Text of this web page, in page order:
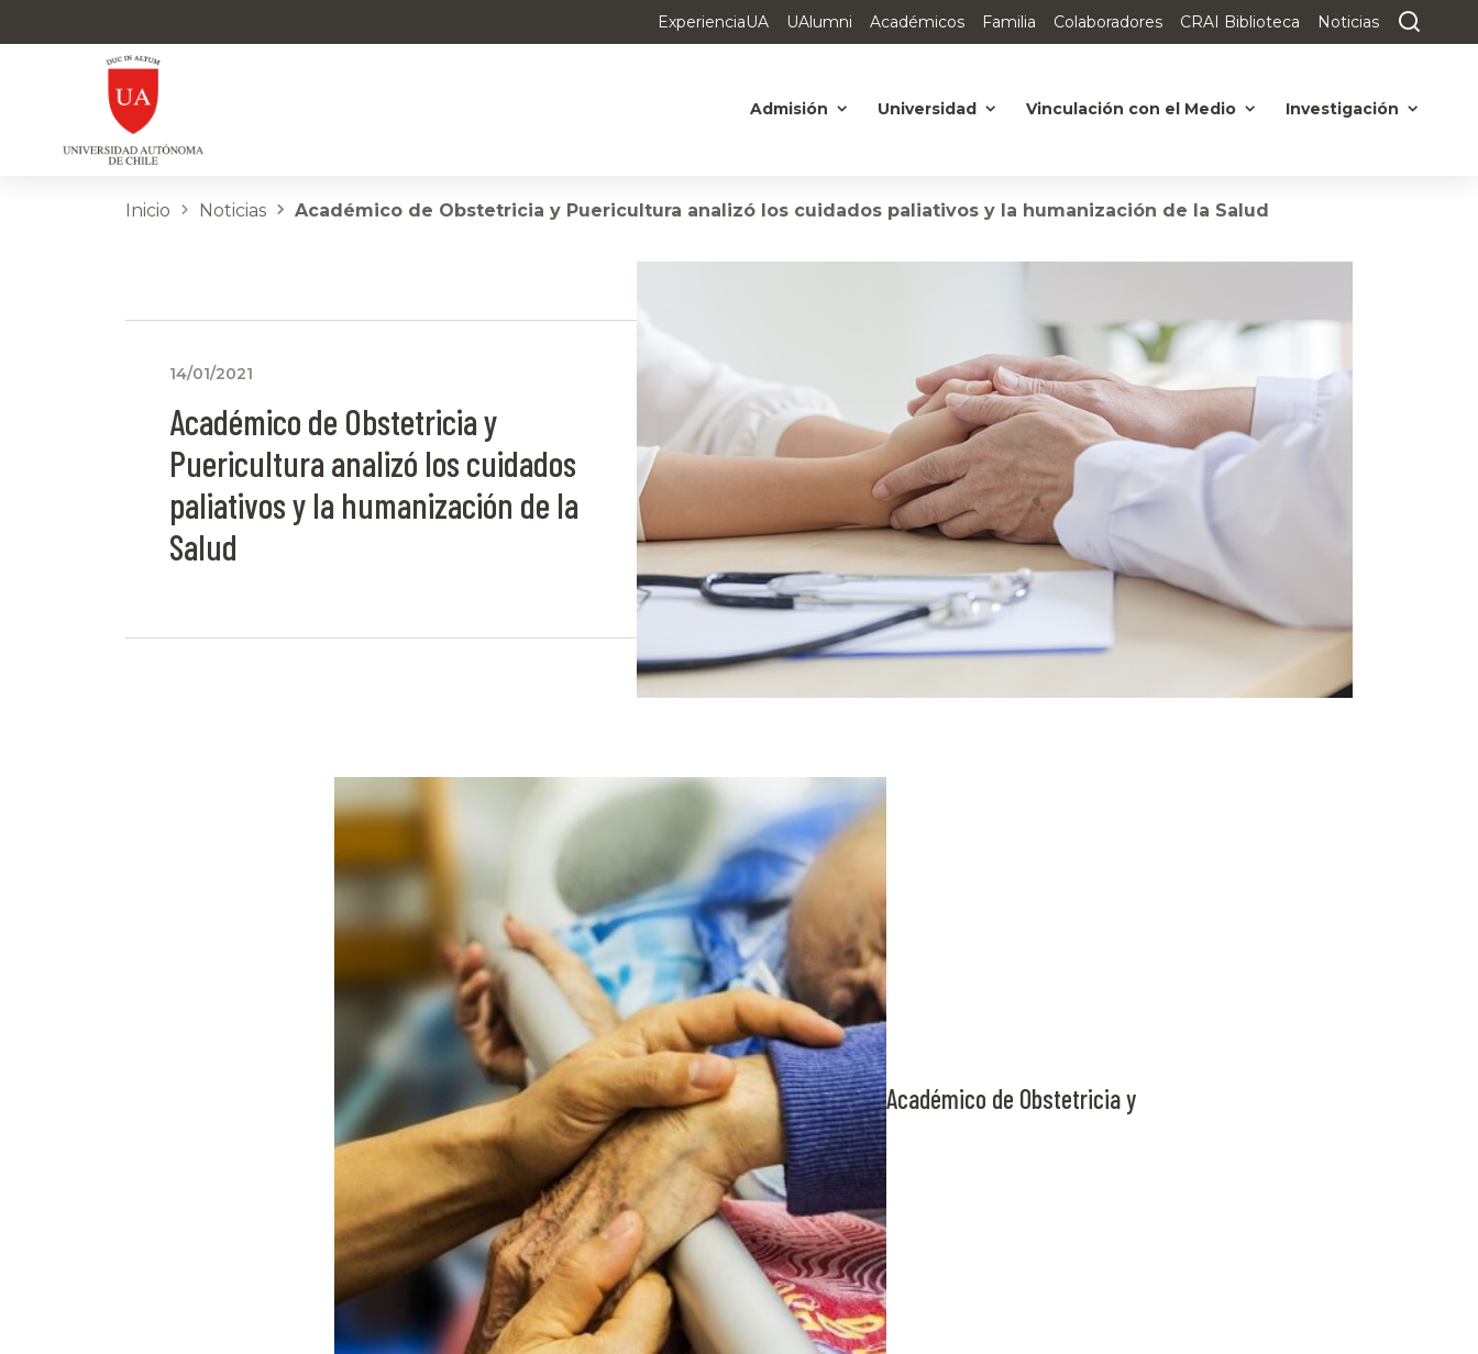
ExperienciaUA UAlumni Académicos Familia Colaboradores CRAI Biblioteca Noticias
Admisión Universidad Vinculación con el Medio Investigación
Inicio Noticias Académico de Obstetricia y Puericultura analizó los cuidados paliativos y la humanización de la Salud
14/01/2021
Académico de Obstetricia y
Puericultura analizó los cuidados
paliativos y la humanización de la
Salud
Académico de Obstetricia y